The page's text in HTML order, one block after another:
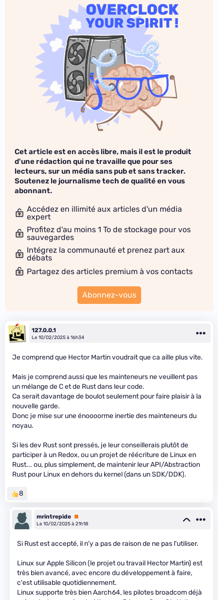
Cet article est en accès libre, mais il est le produit
d'une rédaction qui ne travaille que pour ses
lecteurs, sur un média sans pub et sans tracker.
Soutenez le journalisme tech de qualité en vous
abonnant.
Accédez en illimité aux articles d'un média
expert
Profitez d'au moins 1 To de stockage pour vos
sauvegardes
Intégrez la communauté et prenez part aux
débats
Partagez des articles premium à vos contacts
Abonnez-vous
127.0.0.1
Le 10/02/2025 à 16h34
Je comprend que Hector Martin voudrait que ca aille plus vite.
Mais je comprend aussi que les mainteneurs ne veuillent pas
un mélange de C et de Rust dans leur code.
Ca serait davantage de boulot seulement pour faire plaisir à la
nouvelle garde.
Donc je mise sur une énoooorme inertie des mainteneurs du
noyau.
Si les dev Rust sont pressés, je leur conseillerais plutôt de
participer à un Redox, ou un projet de réécriture de Linux en
Rust... ou, plus simplement, de maintenir leur API/Abstraction
Rust pour Linux en dehors du kernel (dans un SDK/DDK).
8
mrintrepide Premium
Le 10/02/2025 à 21h18
Si Rust est accepté, il n'y a pas de raison de ne pas l'utiliser.
Linux sur Apple Silicon (le projet ou travail Hector Martin) est
très bien avancé, avec encore du développement à faire,
c'est utilisable quotidiennement.
Linux supporte très bien Aarch64, les pilotes broadcom déjà